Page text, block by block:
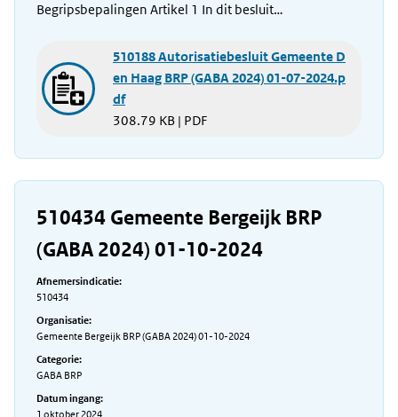
Begripsbepalingen Artikel 1 In dit besluit…
510188 Autorisatiebesluit Gemeente D
en Haag BRP (GABA 2024) 01-07-2024.p
df
308.79 KB | PDF
510434 Gemeente Bergeijk BRP
(GABA 2024) 01-10-2024
Afnemersindicatie:
510434
Organisatie:
Gemeente Bergeijk BRP (GABA 2024) 01-10-2024
Categorie:
GABA BRP
Datum ingang: